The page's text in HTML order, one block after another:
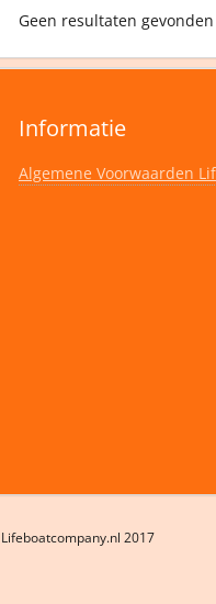
Geen resultaten gevonden
Informatie
Algemene Voorwaarden
Lifeboatcompany.nl 2017